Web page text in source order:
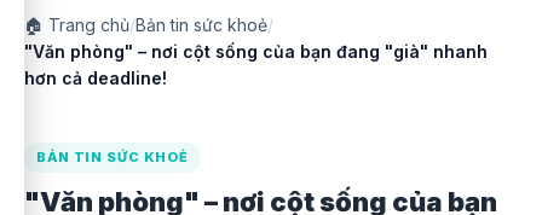
🏠 Trang chủ/Bản tin sức khoẻ/
"Văn phòng" – nơi cột sống của bạn đang "già" nhanh
hơn cả deadline!
BẢN TIN SỨC KHOẺ
"Văn phòng" – nơi cột sống của bạn